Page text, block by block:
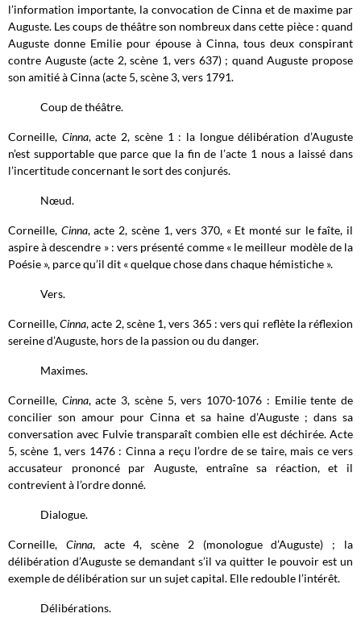
l’information importante, la convocation de Cinna et de maxime par
Auguste. Les coups de théâtre son nombreux dans cette pièce : quand
Auguste donne Emilie pour épouse à Cinna, tous deux conspirant
contre Auguste (acte 2, scène 1, vers 637) ; quand Auguste propose
son amitié à Cinna (acte 5, scène 3, vers 1791.
Coup de théâtre.
Corneille, Cinna, acte 2, scène 1 : la longue délibération d’Auguste
n’est supportable que parce que la fin de l’acte 1 nous a laissé dans
l’incertitude concernant le sort des conjurés.
Nœud.
Corneille, Cinna, acte 2, scène 1, vers 370, « Et monté sur le faîte, il
aspire à descendre » : vers présenté comme « le meilleur modèle de la
Poésie », parce qu’il dit « quelque chose dans chaque hémistiche ».
Vers.
Corneille,Cinna, acte 2, scène 1, vers 365 : vers qui reflète la réflexion
sereine d’Auguste, hors de la passion ou du danger.
Maximes.
Corneille, Cinna, acte 3, scène 5, vers 1070-1076 : Emilie tente de
concilier son amour pour Cinna et sa haine d’Auguste ; dans sa
conversation avec Fulvie transparaît combien elle est déchirée. Acte
5, scène 1, vers 1476 : Cinna a reçu l’ordre de se taire, mais ce vers
accusateur prononcé par Auguste, entraîne sa réaction, et il
contrevient à l’ordre donné.
Dialogue.
Corneille, Cinna, acte 4, scène 2 (monologue d’Auguste) ; la
délibération d’Auguste se demandant s’il va quitter le pouvoir est un
exemple de délibération sur un sujet capital. Elle redouble l’intérêt.
Délibérations.